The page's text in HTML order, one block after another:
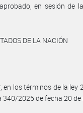
en sesión de
DE LA NACIÓN
en los términos de la ley
340/2025 de fecha 20 de